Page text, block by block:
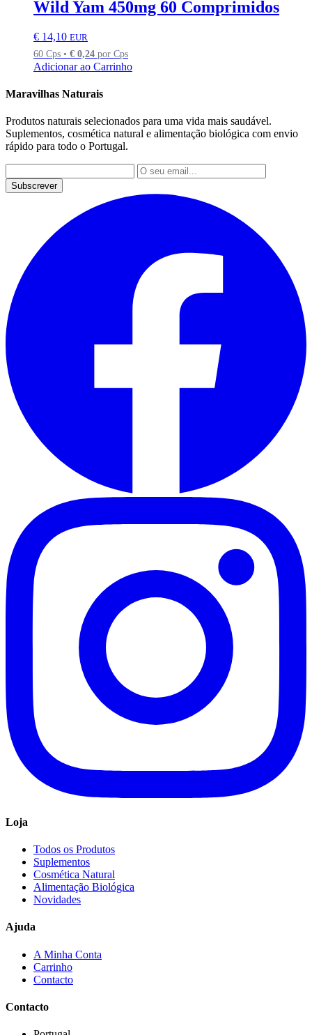
Wild Yam 450mg 60 Comprimidos
€ 14,10 EUR
60 Cps • € 0,24 por Cps
Adicionar ao Carrinho
Maravilhas Naturais
Produtos naturais selecionados para uma vida mais saudável.
Suplementos, cosmética natural e alimentação biológica com envio
rápido para todo o Portugal.
Subscrever
Loja
Todos os Produtos
Suplementos
Cosmética Natural
Alimentação Biológica
Novidades
Ajuda
A Minha Conta
Carrinho
Contacto
Contacto